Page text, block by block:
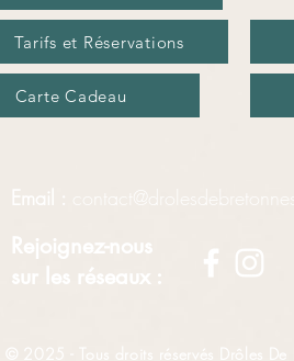
Tarifs et Réservations
Carte Cadeau
Email :
Rejoignez-nous
sur les réseaux :
© 2025 - Tous droits réservés Drôles De